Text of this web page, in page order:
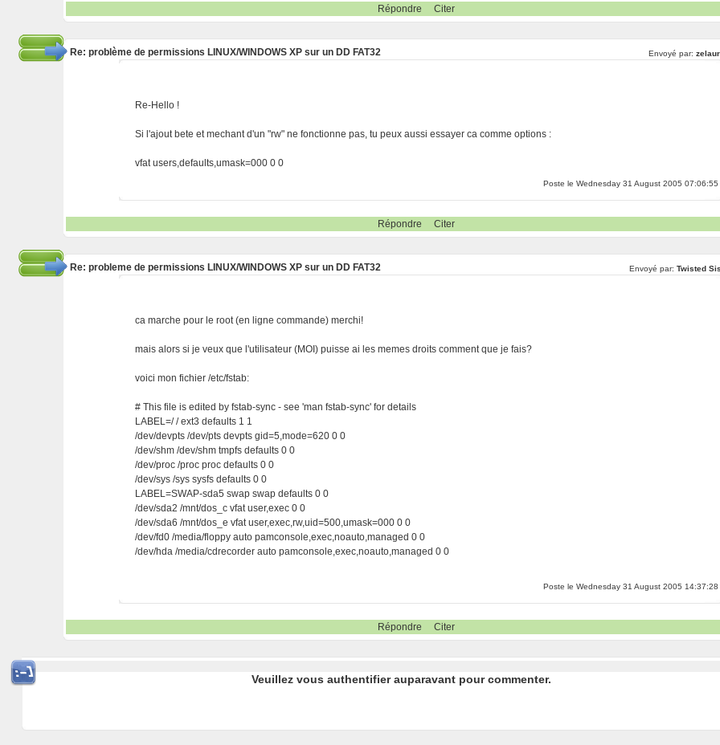
Répondre Citer
Re: problème de permissions LINUX/WINDOWS XP sur un DD FAT32 Envoyé par:
Re-Hello !
Si l'ajout bete et mechant d'un "rw" ne fonctionne pas, tu peux aussi essayer ca comme options :
vfat users,defaults,umask=000 0 0
Poste le Wednesday 31 August 2005 07:06:55
Répondre Citer
Re: probleme de permissions LINUX/WINDOWS XP sur un DD FAT32 Envoyé par: Twisted
ca marche pour le root (en ligne commande) merchi!
mais alors si je veux que l'utilisateur (MOI) puisse ai les memes droits comment que je fais?
voici mon fichier /etc/fstab:
# This file is edited by fstab-sync - see 'man fstab-sync' for details
LABEL=/ / ext3 defaults 1 1
/dev/devpts /dev/pts devpts gid=5,mode=620 0 0
/dev/shm /dev/shm tmpfs defaults 0 0
/dev/proc /proc proc defaults 0 0
/dev/sys /sys sysfs defaults 0 0
LABEL=SWAP-sda5 swap swap defaults 0 0
/dev/sda2 /mnt/dos_c vfat user,exec 0 0
/dev/sda6 /mnt/dos_e vfat user,exec,rw,uid=500,umask=000 0 0
/dev/fd0 /media/floppy auto pamconsole,exec,noauto,managed 0 0
/dev/hda /media/cdrecorder auto pamconsole,exec,noauto,managed 0 0
Poste le Wednesday 31 August 2005 14:37:28
Répondre Citer
Veuillez vous authentifier auparavant pour commenter.